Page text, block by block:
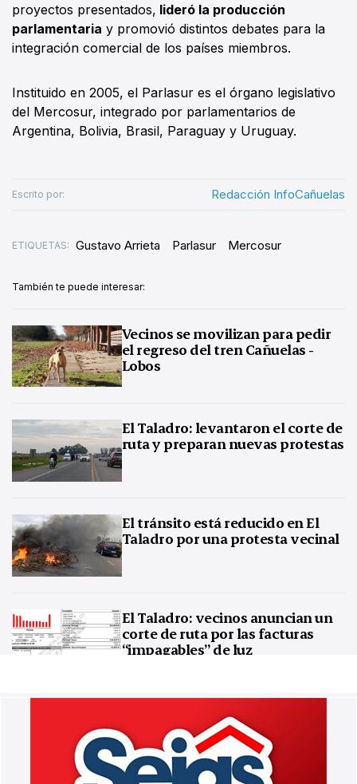
proyectos presentados, lideró la producción
parlamentaria y promovió distintos debates para la
integración comercial de los países miembros.
Instituido en 2005, el Parlasur es el órgano legislativo
del Mercosur, integrado por parlamentarios de
Argentina, Bolivia, Brasil, Paraguay y Uruguay.
Escrito por: Redacción InfoCañuelas
ETIQUETAS: Gustavo Arrieta Parlasur Mercosur
También te puede interesar:
Vecinos se movilizan para pedir
el regreso del tren Cañuelas -
Lobos
El Taladro: levantaron el corte de
ruta y preparan nuevas protestas
El tránsito está reducido en El
Taladro por una protesta vecinal
El Taladro: vecinos anuncian un
corte de ruta por las facturas
“impagables” de luz